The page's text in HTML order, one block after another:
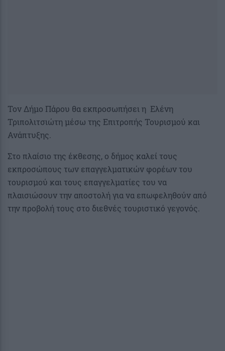
Τον Δήμο Πάρου θα εκπροσωπήσει η Ελένη
Τριπολιτσιώτη μέσω της Επιτροπής Τουρισμού και
Ανάπτυξης.
Στο πλαίσιο της έκθεσης, ο δήμος καλεί τους
εκπροσώπους των επαγγελματικών φορέων του
τουρισμού και τους επαγγελματίες του να
πλαισιώσουν την αποστολή για να επωφεληθούν από
την προβολή τους στο διεθνές τουριστικό γεγονός.